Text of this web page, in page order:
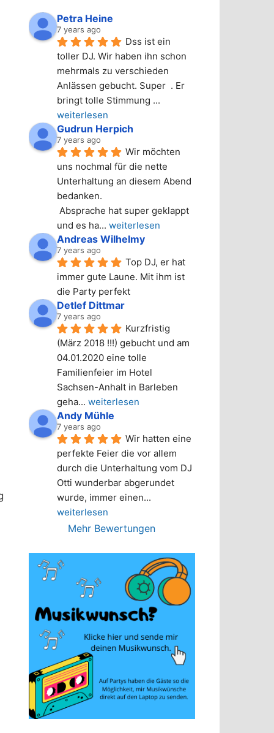
Petra Heine
7 years ago
Dss ist ein
toller DJ. Wir haben ihn schon
mehrmals zu verschieden
Anlässen gebucht. Super  . Er
bringt tolle Stimmung
weiterlesen
Gudrun Herpich
7 years ago
Wir möchten
uns nochmal für die nette
Unterhaltung an diesem Abend
bedanken.
Absprache hat super geklappt
und es ha... weiterlesen
Andreas Wilhelmy
7 years ago
Top DJ, er hat
immer gute Laune. Mit ihm ist
die Party perfekt
Detlef Dittmar
7 years ago
Kurzfristig
(März 2018 !!!) gebucht und am
04.01.2020 eine tolle
Familienfeier im Hotel
Sachsen-Anhalt in Barleben
geha... weiterlesen
Andy Mühle
7 years ago
Wir hatten eine
perfekte Feier die vor allem
durch die Unterhaltung vom DJ
Otti wunderbar abgerundet
wurde, immer einen
weiterlesen
Mehr Bewertungen